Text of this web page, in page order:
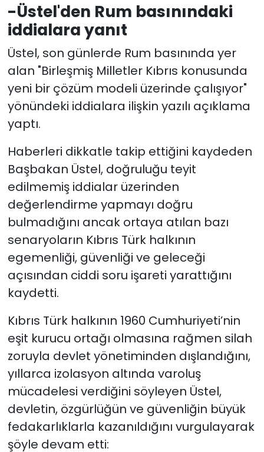
-Üstel'den Rum basınındaki
iddialara yanıt
Üstel, son günlerde Rum basınında yer
alan "Birleşmiş Milletler Kıbrıs konusunda
yeni bir çözüm modeli üzerinde çalışıyor"
yönündeki iddialara ilişkin yazılı açıklama
yaptı.
Haberleri dikkatle takip ettiğini kaydeden
Başbakan Üstel, doğruluğu teyit
edilmemiş iddialar üzerinden
değerlendirme yapmayı doğru
bulmadığını ancak ortaya atılan bazı
senaryoların Kıbrıs Türk halkının
egemenliği, güvenliği ve geleceği
açısından ciddi soru işareti yarattığını
kaydetti.
Kıbrıs Türk halkının 1960 Cumhuriyeti’nin
eşit kurucu ortağı olmasına rağmen silah
zoruyla devlet yönetiminden dışlandığını,
yıllarca izolasyon altında varoluş
mücadelesi verdiğini söyleyen Üstel,
devletin, özgürlüğün ve güvenliğin büyük
fedakarlıklarla kazanıldığını vurgulayarak
şöyle devam etti: